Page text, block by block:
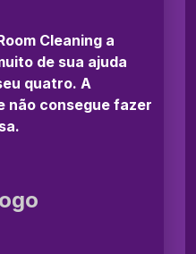
Cleaning a
de sua ajuda
quatro. A
não consegue fazer